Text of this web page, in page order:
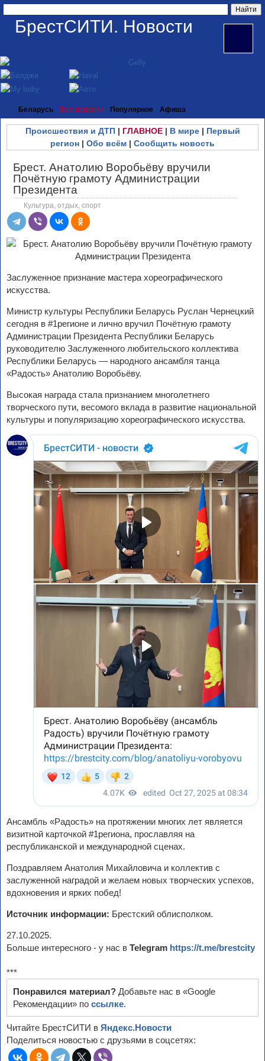
БрестСИТИ. Новости
Беларусь Все новости Популярное Афиша
Происшествия и ДТП| ГЛАВНОЕ| В мире| Первый
регион | Обо всём | Сообщить новость
Брест. Анатолию Воробьёву вручили
Почётную грамоту Администрации
Президента
Культура, отдых, спорт
Заслуженное признание мастера хореографического
искусства.
Министр культуры Республики Беларусь Руслан Чернецкий
сегодня в #1регионе и лично вручил Почётную грамоту
Администрации Президента Республики Беларусь
руководителю Заслуженного любительского коллектива
Республики Беларусь — народного ансамбля танца
«Радость» Анатолию Воробьёву.
Высокая награда стала признанием многолетнего
творческого пути, весомого вклада в развитие национальной
культуры и популяризацию хореографического искусства.
Ансамбль «Радость» на протяжении многих лет является
визитной карточкой #1региона, прославляя на
республиканской и международной сценах.
Поздравляем Анатолия Михайловича и коллектив с
заслуженной наградой и желаем новых творческих успехов,
вдохновения и ярких побед!
Источник информации: Брестский облисполком.
27.10.2025.
Больше интересного - у нас в Telegram https://t.me/brestcity
***
Понравился материал? Добавьте нас в «Google
Рекомендации» по ссылке.
Читайте БрестСИТИ в Яндекс.Новости
Поделиться новостью с друзьями в соцсетях: